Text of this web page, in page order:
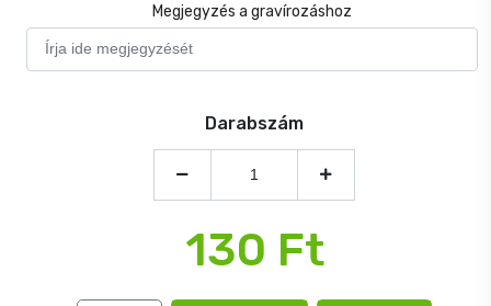
Megjegyzés a gravírozáshoz
Darabszám
130 Ft